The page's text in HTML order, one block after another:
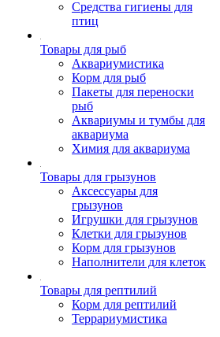
Средства гигиены для
птиц
Товары для рыб
Аквариумистика
Корм для рыб
Пакеты для переноски
рыб
Аквариумы и тумбы для
аквариума
Химия для аквариума
Товары для грызунов
Аксессуары для
грызунов
Игрушки для грызунов
Клетки для грызунов
Корм для грызунов
Наполнители для клеток
Товары для рептилий
Корм для рептилий
Террариумистика